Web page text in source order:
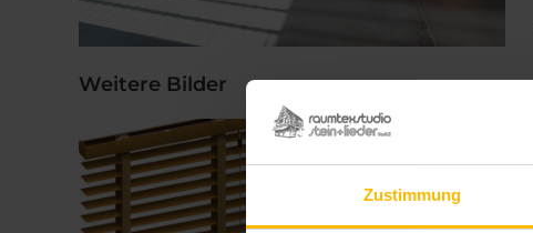
Zustimmung
Weitere Bilder